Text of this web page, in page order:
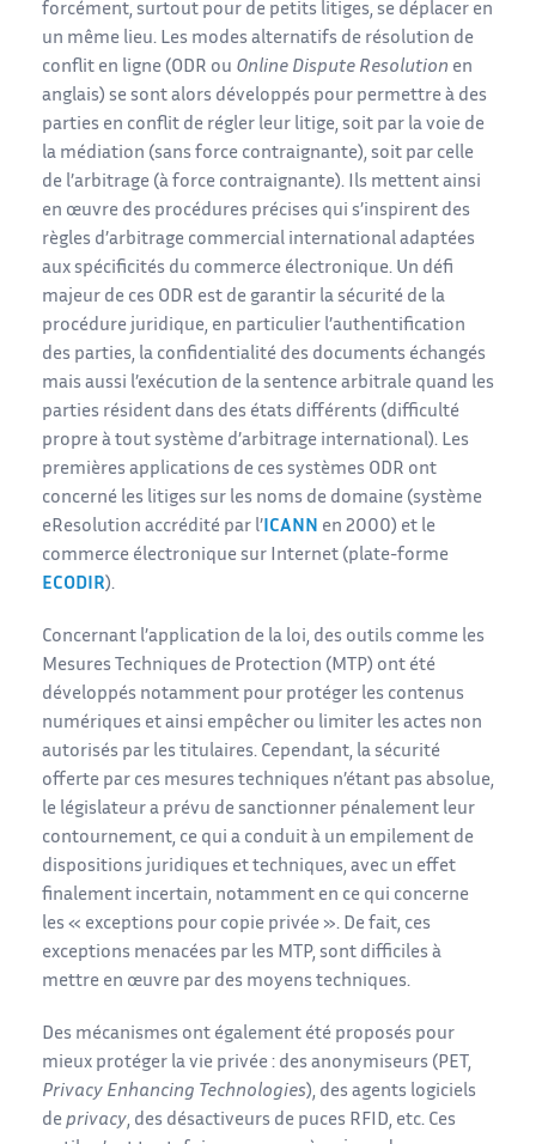
forcément, surtout pour de petits litiges, se déplacer en
un même lieu. Les modes alternatifs de résolution de
conflit en ligne (ODR ou Online Dispute Resolution en
anglais) se sont alors développés pour permettre à des
parties en conflit de régler leur litige, soit par la voie de
la médiation (sans force contraignante), soit par celle
de l’arbitrage (à force contraignante). Ils mettent ainsi
en œuvre des procédures précises qui s’inspirent des
règles d’arbitrage commercial international adaptées
aux spécificités du commerce électronique. Un défi
majeur de ces ODR est de garantir la sécurité de la
procédure juridique, en particulier l’authentification
des parties, la confidentialité des documents échangés
mais aussi l’exécution de la sentence arbitrale quand les
parties résident dans des états différents (difficulté
propre à tout système d’arbitrage international). Les
premières applications de ces systèmes ODR ont
concerné les litiges sur les noms de domaine (système
eResolution accrédité par l’ ICANN en 2000) et le
commerce électronique sur Internet (plate-forme
ECODIR ).
Concernant l’application de la loi, des outils comme les
Mesures Techniques de Protection (MTP) ont été
développés notamment pour protéger les contenus
numériques et ainsi empêcher ou limiter les actes non
autorisés par les titulaires. Cependant, la sécurité
offerte par ces mesures techniques n’étant pas absolue,
le législateur a prévu de sanctionner pénalement leur
contournement, ce qui a conduit à un empilement de
dispositions juridiques et techniques, avec un effet
finalement incertain, notamment en ce qui concerne
les « exceptions pour copie privée ». De fait, ces
exceptions menacées par les MTP, sont difficiles à
mettre en œuvre par des moyens techniques.
Des mécanismes ont également été proposés pour
mieux protéger la vie privée : des anonymiseurs (PET,
Privacy Enhancing Technologies ), des agents logiciels
de privacy , des désactiveurs de puces RFID, etc. Ces